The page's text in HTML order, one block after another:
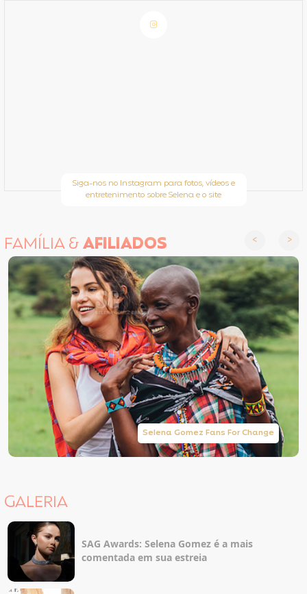
Siga-nos no Instagram para fotos, vídeos e
entretenimento sobre Selena e o site
FAMÍLIA &AFILIADOS
Selena Gomez Fans For Change
GALERIA
SAG Awards: Selena Gomez é a mais
comentada em sua estreia